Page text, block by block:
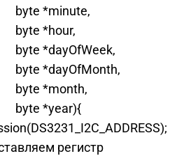
регистр